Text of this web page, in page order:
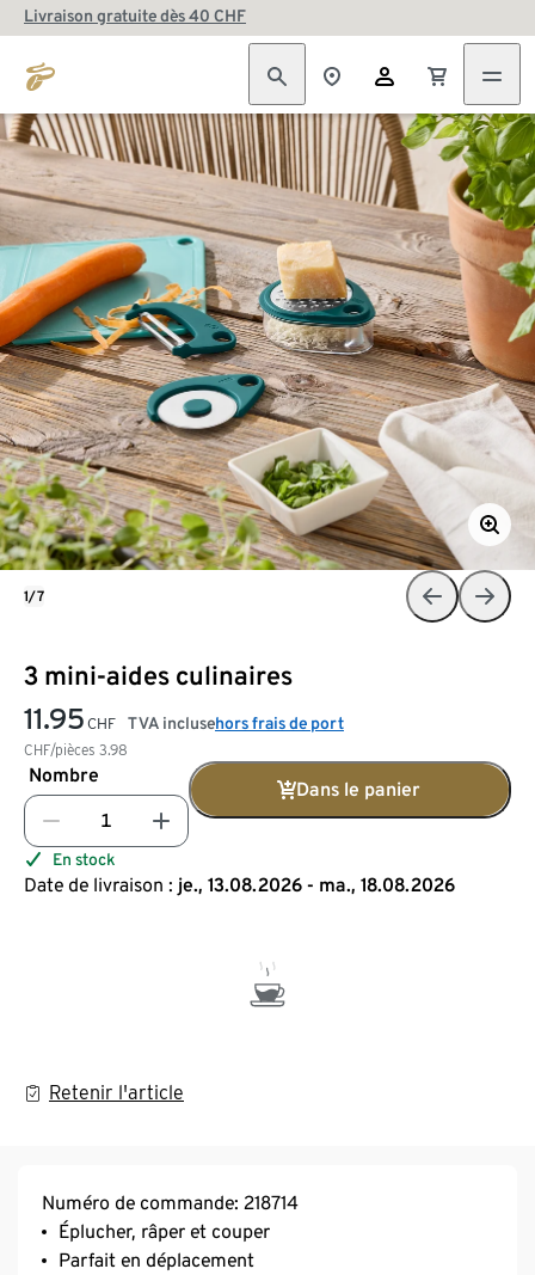
Livraison gratuite dès 40 CHF
3 mini-aides culinaires
11.95 CHF
CHF/pièces 3.98
TVA inclusehors frais de port
Nombre
Dans le panier
En stock
Date de livraison : je., 13.08.2026 - ma., 18.08.2026
Retenir l'article
1/7
Numéro de commande: 218714
Éplucher, râper et couper
Parfait en déplacement